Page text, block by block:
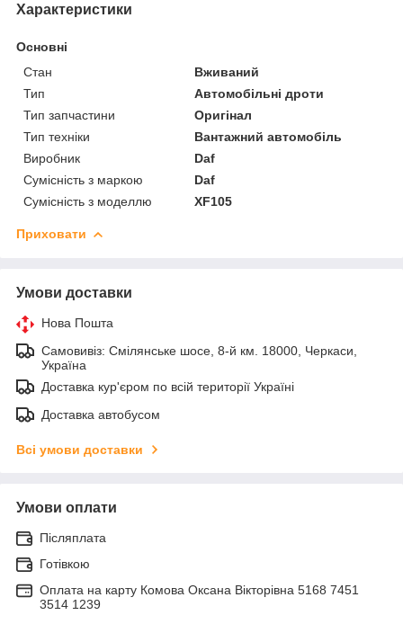
Характеристики
Основні
Стан
Вживаний
Тип
Автомобільні дроти
Тип запчастини
Оригінал
Тип техніки
Вантажний автомобіль
Виробник
Daf
Сумісність з маркою
Daf
Сумісність з моделлю
XF105
Приховати
Умови доставки
Нова Пошта
Самовивіз: Смілянське шосе, 8-й км. 18000, Черкаси,
Україна
Доставка кур'єром по всій території Україні
Доставка автобусом
Всі умови доставки
Умови оплати
Післяплата
Готівкою
Оплата на карту Комова Оксана Вікторівна 5168 7451
3514 1239